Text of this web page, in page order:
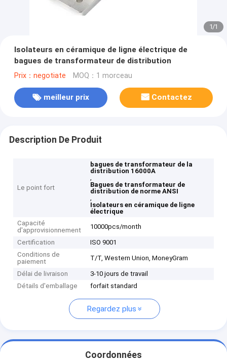
1/1
Isolateurs en céramique de ligne électrique de
bagues de transformateur de distribution
Prix：negotiate MOQ：1 morceau
meilleur prix Contactez
Description De Produit
Le point fort
bagues de transformateur de la
distribution 16000A
,
Bagues de transformateur de
distribution de norme ANSI
,
Isolateurs en céramique de ligne
électrique
Capacité
d'approvisionnement
10000pcs/month
Certification
ISO 9001
Conditions de
paiement
T/T, Western Union, MoneyGram
Délai de livraison
3-10 jours de travail
Détails d'emballage
forfait standard
Regardez plus
Coordonnées